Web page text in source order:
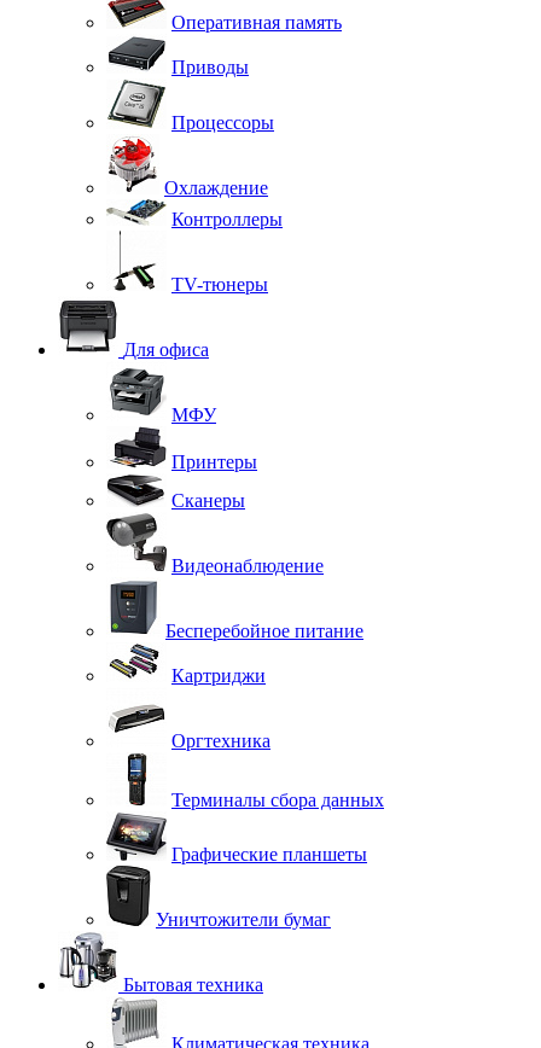
Оперативная память
Приводы
Процессоры
Охлаждение
Контроллеры
TV-тюнеры
Для офиса
МФУ
Принтеры
Сканеры
Видеонаблюдение
Бесперебойное питание
Картриджи
Оргтехника
Терминалы сбора данных
Графические планшеты
Уничтожители бумаг
Бытовая техника